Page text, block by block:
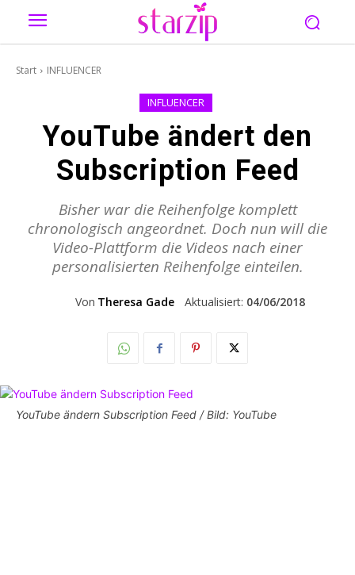
Start INFLUENCER
INFLUENCER
YouTube ändert den
Subscription Feed
Bisher war die Reihenfolge komplett
chronologisch angeordnet. Doch nun will die
Video-Plattform die Videos nach einer
personalisierten Reihenfolge einteilen.
Von Theresa Gade Aktualisiert: 04/06/2018
YouTube ändern Subscription Feed / Bild: YouTube